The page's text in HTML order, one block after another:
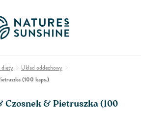
diety
Układ oddechowy
(100 kaps.)
Czosnek & Pietruszka (100